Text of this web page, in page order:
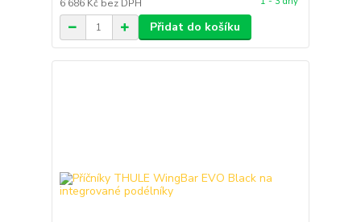
6 686 Kč bez DPH
Přidat do košíku